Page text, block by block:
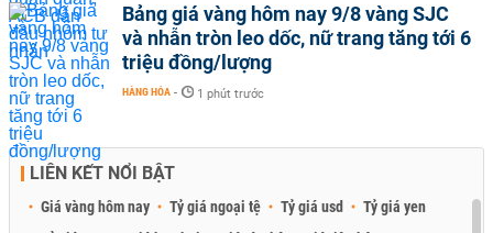
Bảng giá vàng hôm nay 9/8 vàng SJC
và nhẫn tròn leo dốc, nữ trang tăng tới 6
triệu đồng/lượng
HÀNG HÓA - 1 phút trước
LIÊN KẾT NỔI BẬT
Giá vàng hôm nay Tỷ giá ngoại tệ Tỷ giá usd
Tỷ giá yen